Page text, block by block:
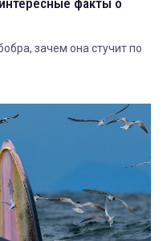
факты о
зачем она стучит по